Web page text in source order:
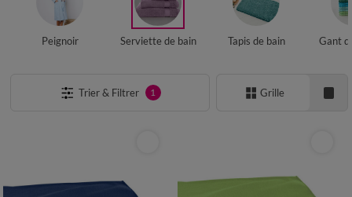
Peignoir Serviette de bain Tapis de bain Gant
Trier & Filtrer 1 Grille